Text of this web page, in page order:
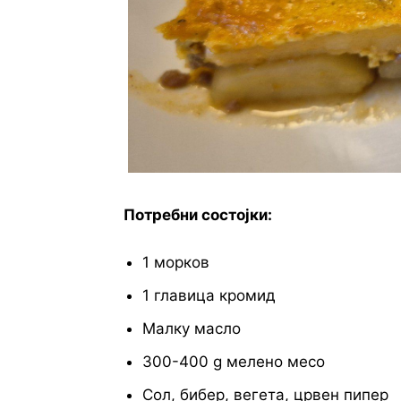
Потребни состојки:
1 морков
1 главица кромид
Малку масло
300-400 g мелено месо
Сол, бибер, вегета, црвен пипер